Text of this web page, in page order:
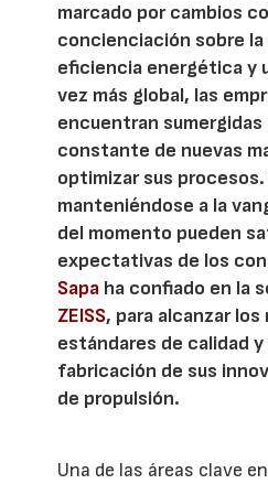
marcado por cambios
concienciación sobre
eficiencia energética y
vez más global, las
encuentran sumergidas
constante de nuevas
optimizar sus procesos.
manteniéndose a la
del momento pueden
expectativas de los
Sapa ha confiado en la
ZEISS, para alcanzar los
estándares de calidad
fabricación de sus
de propulsión.
Una de las áreas clave